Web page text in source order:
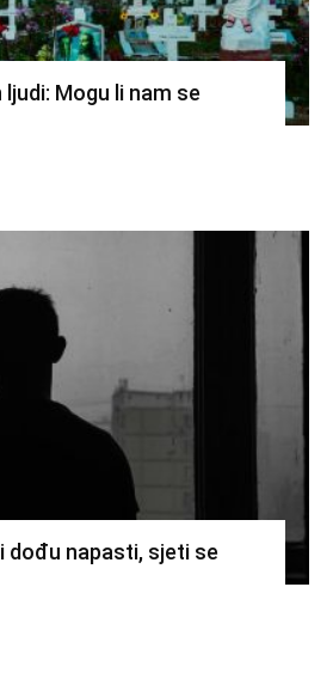
Mogu li nam se
dođu napasti, sjeti se